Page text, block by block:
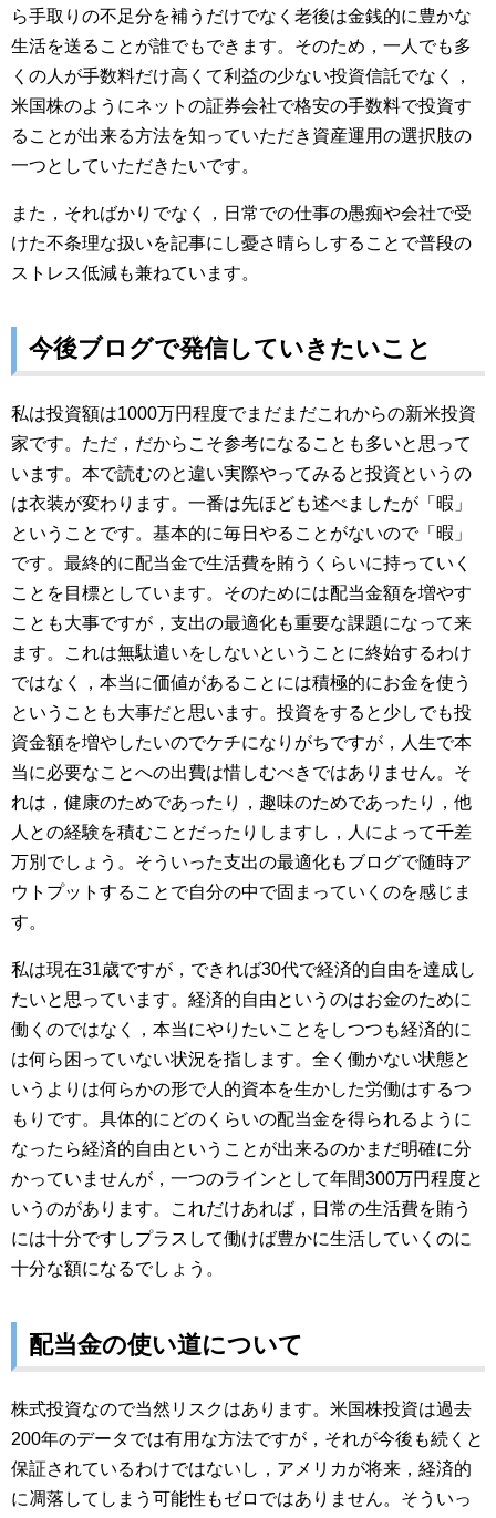
ら手取りの不足分を補うだけでなく老後は金銭的に豊かな
生活を送ることが誰でもできます。そのため，一人でも多
くの人が手数料だけ高くて利益の少ない投資信託でなく，
米国株のようにネットの証券会社で格安の手数料で投資す
ることが出来る方法を知っていただき資産運用の選択肢の
一つとしていただきたいです。
また，そればかりでなく，日常での仕事の愚痴や会社で受
けた不条理な扱いを記事にし憂さ晴らしすることで普段の
ストレス低減も兼ねています。
今後ブログで発信していきたいこと
私は投資額は1000万円程度でまだまだこれからの新米投資
家です。ただ，だからこそ参考になることも多いと思って
います。本で読むのと違い実際やってみると投資というの
は衣装が変わります。一番は先ほども述べましたが「暇」
ということです。基本的に毎日やることがないので「暇」
です。最終的に配当金で生活費を賄うくらいに持っていく
ことを目標としています。そのためには配当金額を増やす
ことも大事ですが，支出の最適化も重要な課題になって来
ます。これは無駄遣いをしないということに終始するわけ
ではなく，本当に価値があることには積極的にお金を使う
ということも大事だと思います。投資をすると少しでも投
資金額を増やしたいのでケチになりがちですが，人生で本
当に必要なことへの出費は惜しむべきではありません。そ
れは，健康のためであったり，趣味のためであったり，他
人との経験を積むことだったりしますし，人によって千差
万別でしょう。そういった支出の最適化もブログで随時ア
ウトプットすることで自分の中で固まっていくのを感じま
す。
私は現在31歳ですが，できれば30代で経済的自由を達成し
たいと思っています。経済的自由というのはお金のために
働くのではなく，本当にやりたいことをしつつも経済的に
は何ら困っていない状況を指します。全く働かない状態と
いうよりは何らかの形で人的資本を生かした労働はするつ
もりです。具体的にどのくらいの配当金を得られるように
なったら経済的自由ということが出来るのかまだ明確に分
かっていませんが，一つのラインとして年間300万円程度と
いうのがあります。これだけあれば，日常の生活費を賄う
には十分ですしプラスして働けば豊かに生活していくのに
十分な額になるでしょう。
配当金の使い道について
株式投資なので当然リスクはあります。米国株投資は過去
200年のデータでは有用な方法ですが，それが今後も続くと
保証されているわけではないし，アメリカが将来，経済的
に凋落してしまう可能性もゼロではありません。そういっ